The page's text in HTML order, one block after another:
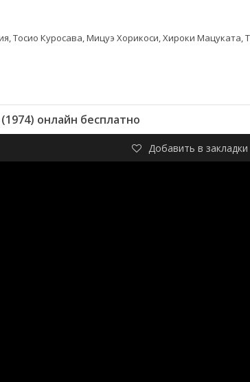
Тосио Куросава, Мицуэ Хорикоси, Хироки Мацуката,
онлайн бесплатно
Добавить в закладки